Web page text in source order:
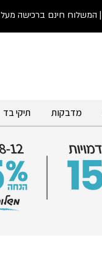
| המשלוח חינם ברכישה מעל 300 ש"ח
מדבקות תיקי בד